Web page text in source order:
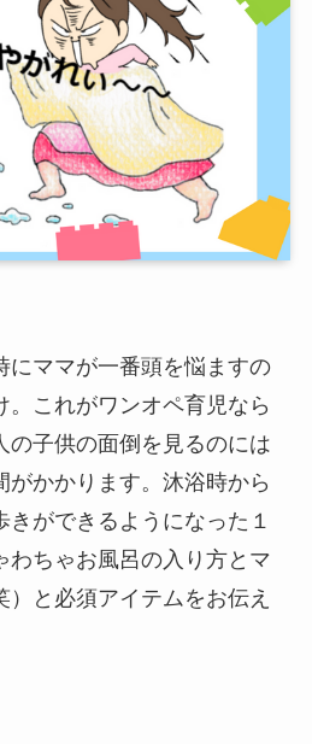
にママが一番頭を悩ますの
。これがワンオペ育児なら
の子供の面倒を見るのには
がかかります。沐浴時から
ができるようになった１
わちゃお風呂の入り方とマ
と必須アイテムをお伝え